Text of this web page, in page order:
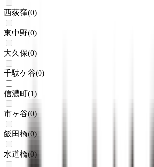
西荻窪(0)
東中野(0)
大久保(0)
千駄ケ谷(0)
信濃町(1)
市ヶ谷(0)
飯田橋(0)
水道橋(0)